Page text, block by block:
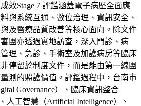
效Stage 7 評鑑涵蓋電子病歷全面應
與系統互通、數位治理、資訊安全、
及醫療品質改善等核心面向。除文件
團亦透過實地訪查，深入門診、病
理、急診、手術室及加護病房等臨床
停留於制度文件，而是能由第一線團
測的照護價值。評鑑過程中，台南市
Governance）、臨床資訊整合
人工智慧（Artificial Intelligence）、